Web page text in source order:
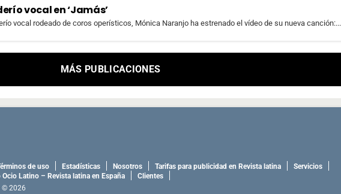
vocal en ‘Jamás’
vocal rodeado de coros operísticos, Mónica Naranjo ha estrenado el vídeo de su nueva canción:...
MÁS PUBLICACIONES
de uso Estadísticas Nosotros Tarifas para publicidad en Revista latina
Servicios
Latino – Revista latina en España
Clientes
© 2026